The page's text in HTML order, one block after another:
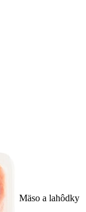
Mäso a lahôdky